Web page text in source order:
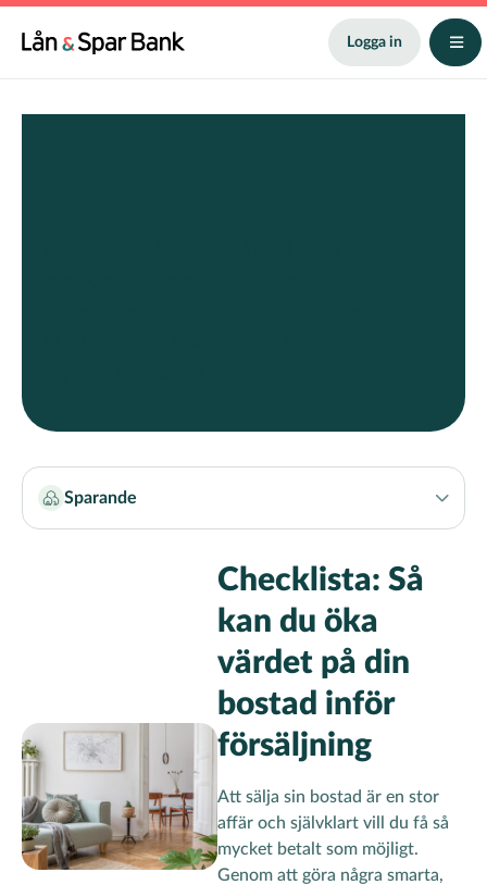
Hoppa
Logga in
Term
Name
Filter
Sparande
Klicka
Checklista: Så
kan du öka
värdet på din
bostad inför
försäljning
Att sälja sin bostad är en stor
affär och självklart vill du få så
mycket betalt som möjligt.
Genom att göra några smarta,